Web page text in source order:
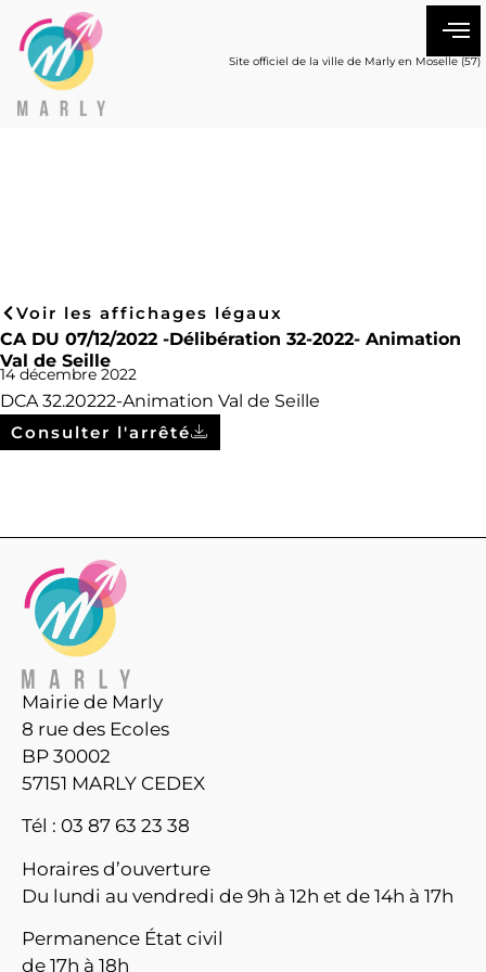
Site officiel de la ville de Marly en Moselle (57)
Voir les affichages légaux
CA DU 07/12/2022 -Délibération 32-2022- Animation
Val de Seille
14 décembre 2022
DCA 32.20222-Animation Val de Seille
Consulter l'arrêté
Mairie de Marly
8 rue des Ecoles
BP 30002
57151 MARLY CEDEX
Tél : 03 87 63 23 38
Horaires d’ouverture
Du lundi au vendredi de 9h à 12h et de 14h à 17h
Permanence État civil
de 17h à 18h